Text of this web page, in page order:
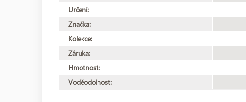
Určení:
Značka:
Kolekce:
Záruka:
Hmotnost:
Voděodolnost: